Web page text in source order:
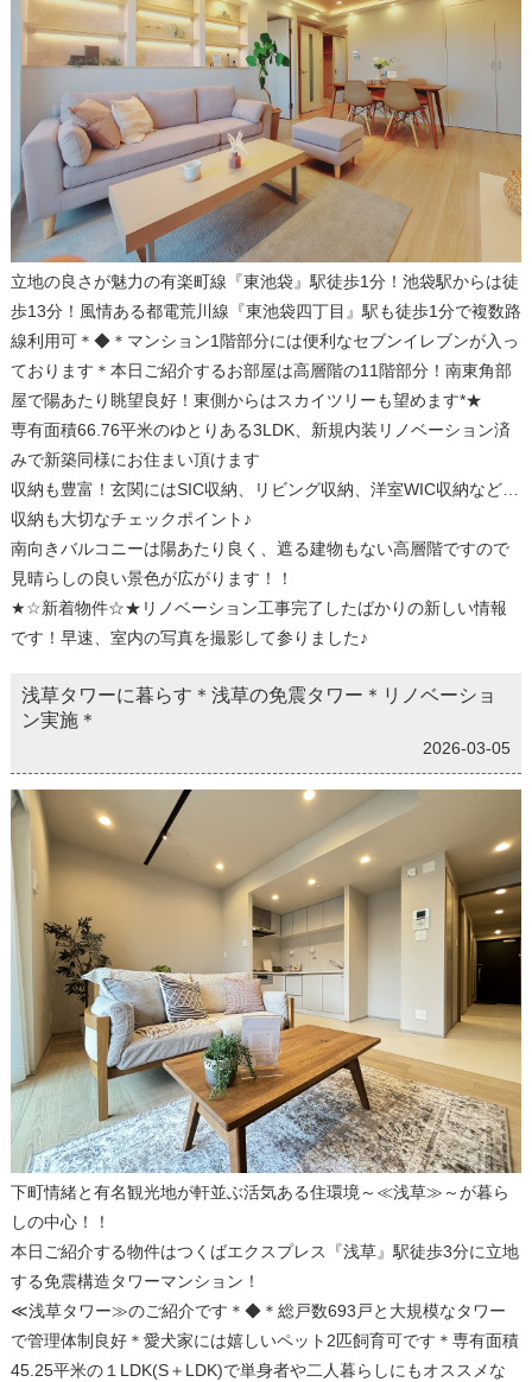
立地の良さが魅力の有楽町線『東池袋』駅徒歩1分！池袋駅からは徒
歩13分！風情ある都電荒川線『東池袋四丁目』駅も徒歩1分で複数路
線利用可＊◆＊マンション1階部分には便利なセブンイレブンが入っ
ております＊本日ご紹介するお部屋は高層階の11階部分！南東角部
屋で陽あたり眺望良好！東側からはスカイツリーも望めます*★
専有面積66.76平米のゆとりある3LDK、新規内装リノベーション済
みで新築同様にお住まい頂けます
収納も豊富！玄関にはSIC収納、リビング収納、洋室WIC収納など…
収納も大切なチェックポイント♪
南向きバルコニーは陽あたり良く、遮る建物もない高層階ですので
見晴らしの良い景色が広がります！！
★☆新着物件☆★リノベーション工事完了したばかりの新しい情報
です！早速、室内の写真を撮影して参りました♪
浅草タワーに暮らす＊浅草の免震タワー＊リノベーショ
ン実施＊
2026-03-05
下町情緒と有名観光地が軒並ぶ活気ある住環境～≪浅草≫～が暮ら
しの中心！！
本日ご紹介する物件はつくばエクスプレス『浅草』駅徒歩3分に立地
する免震構造タワーマンション！
≪浅草タワー≫のご紹介です＊◆＊総戸数693戸と大規模なタワー
で管理体制良好＊愛犬家には嬉しいペット2匹飼育可です＊専有面積
45.25平米の１LDK(S＋LDK)で単身者や二人暮らしにもオススメな